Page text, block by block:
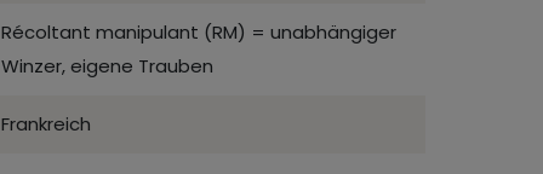
Récoltant manipulant (RM) = unabhängiger
Winzer, eigene Trauben
Frankreich